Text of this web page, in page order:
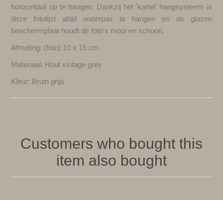
horizontaal op te hangen. Dankzij het 'kartel' hangsysteem is
deze fotolijst altijd waterpas te hangen en de glazen
beschermplaat houdt de foto's mooi en schoon.
Afmeting: (foto) 10 x 15 cm
Materiaal: Hout vintage grey
Kleur: Bruin grijs
Customers who bought this
item also bought